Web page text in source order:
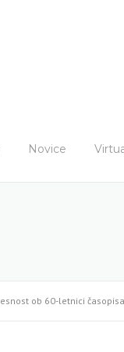
Novice
ob 60-letnici